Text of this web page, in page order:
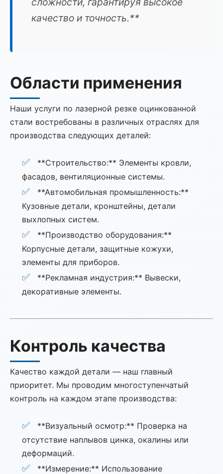
качество и точность.**
Области применения
Наши услуги по лазерной резке оцинкованной
стали востребованы в различных отраслях для
производства следующих деталей:
**Строительство:** Элементы кровли,
фасадов, вентиляционные системы.
**Автомобильная промышленность:**
Кузовные детали, кронштейны, детали
выхлопных систем.
**Производство оборудования:**
Корпусные детали, защитные кожухи,
элементы для приборов.
**Рекламная индустрия:** Вывески,
декоративные элементы.
Контроль качества
Качество каждой детали — наш главный
приоритет. Мы проводим многоступенчатый
контроль на каждом этапе производства:
**Визуальный осмотр:** Проверка на
отсутствие наплывов цинка, окалины или
деформаций.
**Измерение:** Использование